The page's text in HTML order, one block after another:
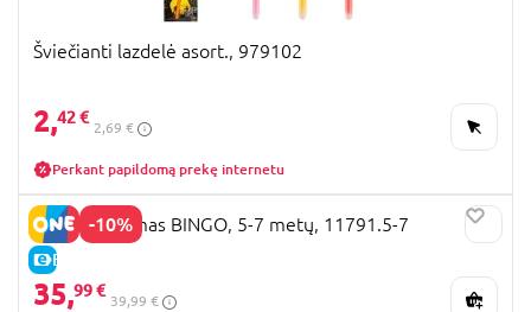
Šviečianti lazdelė asort., 979102
2,42 €
2,69 €
Perkant papildomą prekę internetu
-10%
E-KAINA
CIAO kostiumas BINGO, 5-7 metų, 11791.5-7
35,99 €
39,99 €